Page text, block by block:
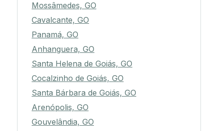
Mossâmedes, GO
Cavalcante, GO
Panamá, GO
Anhanguera, GO
Santa Helena de Goiás, GO
Cocalzinho de Goiás, GO
Santa Bárbara de Goiás, GO
Arenópolis, GO
Gouvelândia, GO